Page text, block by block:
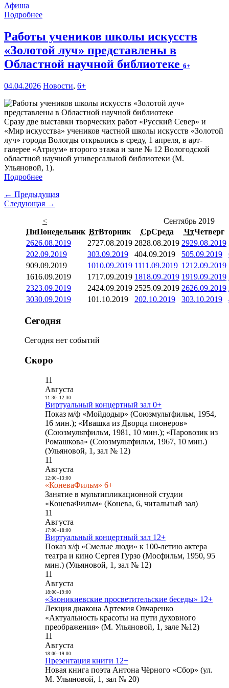
Афиша
Подробнее
Работы учеников школы искусств
«Золотой луч» представлены в
Областной научной библиотеке 6+
04.04.2026 Новости, 6+
Сразу две выставки творческих работ «Русский Север» и
«Мир искусства» учеников частной школы искусств «Золотой
луч» города Вологды открылись в среду, 1 апреля, в арт-
галерее «Атриум» второго этажа и зале № 12 Вологодской
областной научной универсальной библиотеки (М.
Ульяновой, 1).
Подробнее
← Предыдущая
Следующая →
<
Сентябрь 2019
ПнПонедельник ВтВторник СрСреда ЧтЧетверг
2626.08.2019 2727.08.2019 2828.08.2019 2929.08.2019
202.09.2019 303.09.2019 404.09.2019 505.09.2019
909.09.2019 1010.09.2019 1111.09.2019 1212.09.2019
1616.09.2019 1717.09.2019 1818.09.2019 1919.09.2019
2323.09.2019 2424.09.2019 2525.09.2019 2626.09.2019
3030.09.2019 101.10.2019 202.10.2019 303.10.2019
Сегодня
Сегодня нет событий
Скоро
11
Августа
11:30- 12:30
Виртуальный концертный зал 0+
Показ м/ф «Мойдодыр» (Союзмультфильм, 1954,
16 мин.); «Ивашка из Дворца пионеров»
(Союзмультфильм, 1981, 10 мин.); «Паровозик из
Ромашкова» (Союзмультфильм, 1967, 10 мин.)
(Ульяновой, 1, зал № 12)
11
Августа
12:00- 13:00
«КоневаФильм» 6+
Занятие в мультипликационной студии
«КоневаФильм» (Конева, 6, читальный зал)
11
Августа
17:00- 18:00
Виртуальный концертный зал 12+
Показ х/ф «Смелые люди» к 100-летию актера
театра и кино Сергея Гурзо (Мосфильм, 1950, 95
мин.) (Ульяновой, 1, зал № 12)
11
Августа
18:00- 19:00
«Заоникиевские просветительские беседы» 12+
Лекция диакона Артемия Овчаренко
«Актуальность красоты на пути духовного
преображения» (М. Ульяновой, 1, зале №12)
11
Августа
18:00- 19:00
Презентация книги 12+
Новая книга поэта Антона Чёрного «Сбор» (ул.
М. Ульяновой, 1, зал № 20)